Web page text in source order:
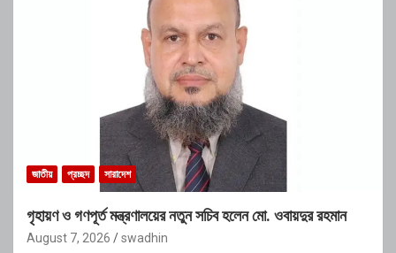
জাতীয় প্রচ্ছদ সারাদেশ
গৃহায়ণ ও গণপূর্ত মন্ত্রণালয়ের নতুন সচিব হলেন মো. ওবায়দুর রহমান
August 7, 2026 swadhin